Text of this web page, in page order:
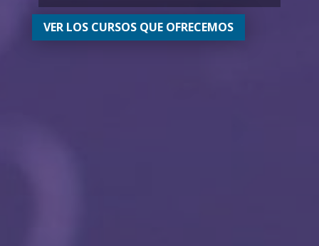
VER LOS CURSOS QUE OFRECEMOS